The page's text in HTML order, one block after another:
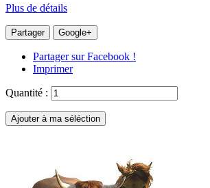
Plus de détails
Partager Google+
Partager sur Facebook !
Imprimer
Quantité :
Ajouter à ma séléction